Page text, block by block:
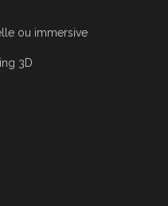
ou immersive
3D